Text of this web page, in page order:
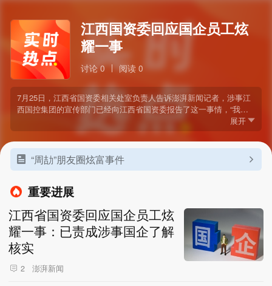
江西国资委回应国企员工炫
耀一事
讨论 0 阅读 0
7月25日，江西省国资委相关处室负责人告诉澎湃新闻记者，涉事江
西国控集团的宣传部门已经向江西省国资委报告了这一事情，“我们
已经责成江西国控集团相关部门了解核实相关事实，了解清楚后会及
时把核实的情况向社会公布。”
展开
“周劼”朋友圈炫富事件
重要进展
江西省国资委回应国企员工炫
耀一事：已责成涉事国企了解
核实
2 澎湃新闻